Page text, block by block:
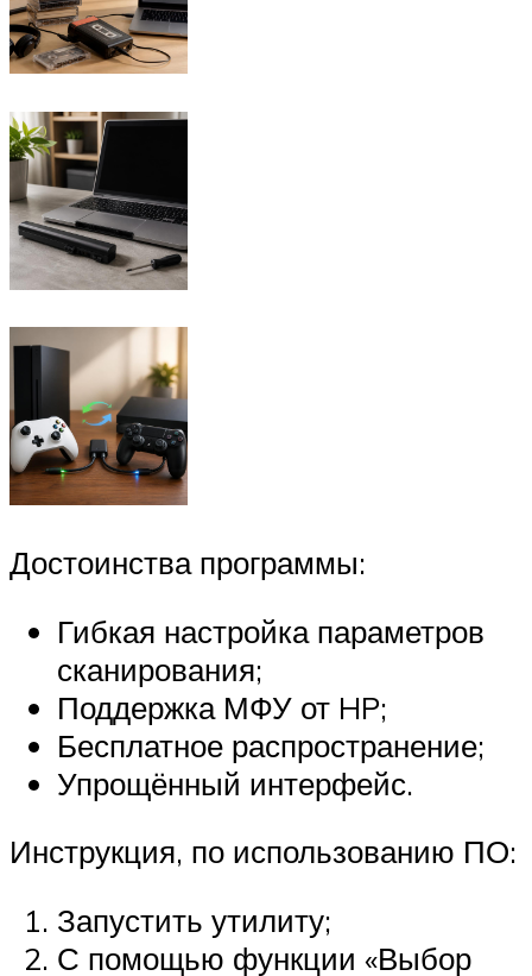
Достоинства программы:
Гибкая настройка параметров
сканирования;
Поддержка МФУ от HP;
Бесплатное распространение;
Упрощённый интерфейс.
Инструкция, по использованию ПО:
Запустить утилиту;
С помощью функции «Выбор